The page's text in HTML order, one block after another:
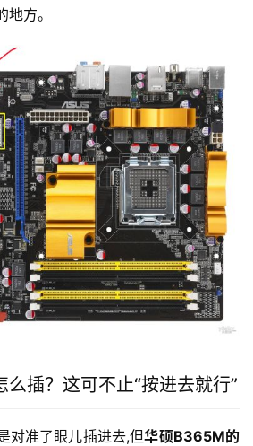
方。
么插？这可不止“按进去就行”
对准了眼儿插进去,但华硕B365M的